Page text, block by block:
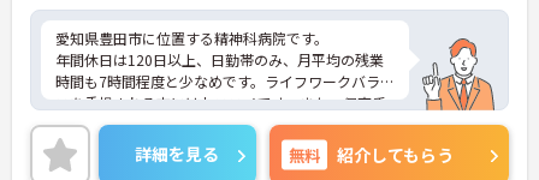
愛知県豊田市に位置する精神科病院です。
年間休日は120日以上、日勤帯のみ、月平均の残業
時間も7時間程度と少なめです。ライフワークバラン
スを重視される方にはおススメです。また、保育手
当や育休取得実績があるなど、子育てと両立しなが
らでも働きやすい環境が整っています。ご興味のあ
る方はお気軽にお問い合わせください。
詳細を見る 無料 紹介してもらう